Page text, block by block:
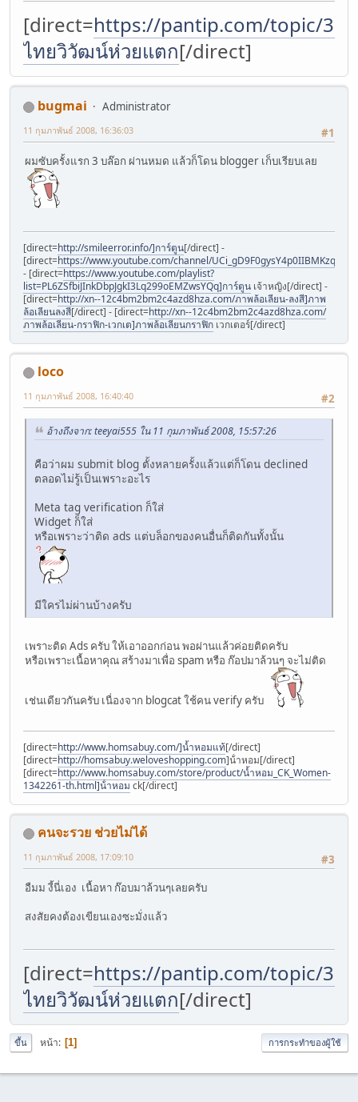
[direct=https://pantip.com/topic/
ไทยวิวัฒน์ห่วยแตก[/direct]
bugmai
Administrator
#1
11 กุมภาพันธ์ 2008, 16:36:03
ผมซับครั้งแรก 3 บล๊อก ผ่านหมด แล้วก็โดน blogger เก็บเรียบเลย
[direct=http://smileerror.info/]การ์ตูน[/direct] -
[direct=https://www.youtube.com/channel/UCi_gD9F0gysY4p0IIBMKzqQ]ก
- [direct=https://www.youtube.com/playlist?
list=PL6ZSfbiJInkDbpJgkI3Lq299oEMZwsYQq]การ์ตูน เจ้าหญิง[/direct] -
[direct=http://xn--12c4bm2bm2c4azd8hza.com/ภาพล้อเลียน-ลงสี]ภาพ
ล้อเลียนลงสี[/direct] - [direct=http://xn--12c4bm2bm2c4azd8hza.com/
ภาพล้อเลียน-กราฟิก-เวกเต]ภาพล้อเลียนกราฟิก เวกเตอร์[/direct]
loco
#2
11 กุมภาพันธ์ 2008, 16:40:40
อ้างถึงจาก: teeyai555 ใน 11 กุมภาพันธ์ 2008, 15:57:26
คือว่าผม submit blog ตั้งหลายครั้งแล้วแต่ก็โดน declined
ตลอดไม่รู้เป็นเพราะอะไร
Meta tag verification ก็ใส่
Widget ก็ใส่
หรือเพราะว่าติด ads แต่บล็อกของคนอื่นก็ติดกันทั้งนั้น
มีใครไม่ผ่านบ้างครับ
เพราะติด Ads ครับ ให้เอาออกก่อน พอผ่านแล้วค่อยติดครับ
หรือเพราะเนื้อหาคุณ สร้างมาเพื่อ spam หรือ ก๊อปมาล้วนๆ จะไม่ติด
เช่นเดียวกันครับ เนื่องจาก blogcat ใช้คน verify ครับ
[direct=http://www.homsabuy.com/]น้ำหอมแท้[/direct]
[direct=http://homsabuy.weloveshopping.com]น้ําหอม[/direct]
[direct=http://www.homsabuy.com/store/product/น้ำหอม_CK_Women-
1342261-th.html]น้ําหอม ck[/direct]
คนจะรวย ช่วยไม่ได้
#3
11 กุมภาพันธ์ 2008, 17:09:10
อืมม งี้นี่เอง เนื้อหา ก๊อบมาล้วนๆเลยครับ
สงสัยคงต้องเขียนเองซะมั่งแล้ว
[direct=https://pantip.com/topic/
ไทยวิวัฒน์ห่วยแตก[/direct]
ขึ้น หน้า 1 การกระทำของผู้ใช้